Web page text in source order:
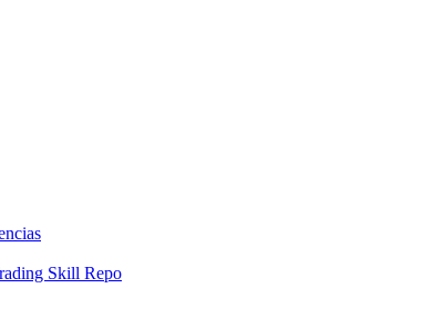
Skill Repo